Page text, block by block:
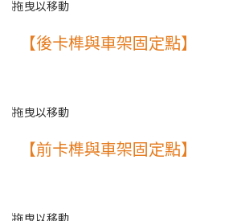
【後卡榫與車架固定點】
【前卡榫與車架固定點】